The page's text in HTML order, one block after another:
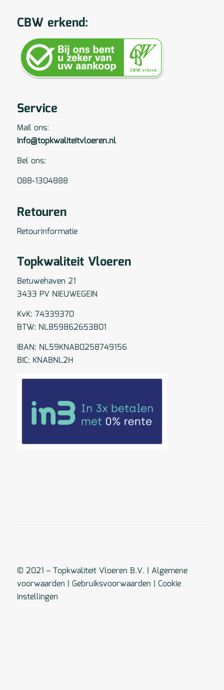
CBW erkend:
Service
Mail ons:
info@topkwaliteitvloeren.nl
Bel ons:
088-1304888
Retouren
Retourinformatie
Topkwaliteit Vloeren
Betuwehaven 21
3433 PV NIEUWEGEIN
KvK: 74339370
BTW: NL859862653B01
IBAN: NL59KNAB0258749156
BIC: KNABNL2H
© 2021 – Topkwaliteit Vloeren B.V. | Algemene
voorwaarden | Gebruiksvoorwaarden | Cookie
instellingen